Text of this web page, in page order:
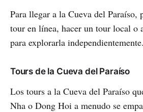
Para llegar a la Cueva del Paraíso,
tour en línea, hacer un tour local o
para explorarla independientemente.
Tours de la Cueva del Paraíso
Los tours a la Cueva del Paraíso
Nha o Dong Hoi a menudo se